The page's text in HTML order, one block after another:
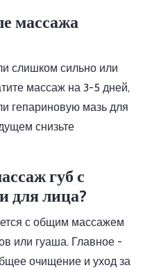
массажа
слишком сильно или
массаж на 3-5 дней,
гепариновую мазь для
снизьте
губ с
для лица?
с общим массажем
или гуаша. Главное -
очищение и уход за